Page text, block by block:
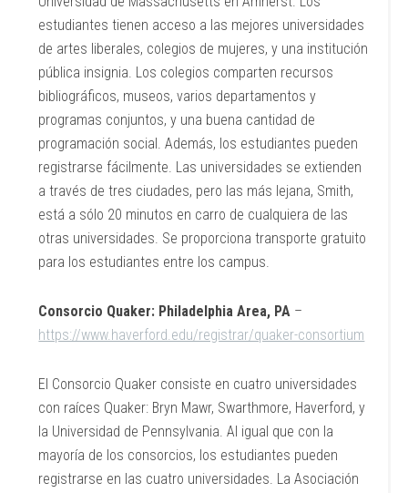
estudiantes tienen acceso a las mejores universidades
de artes liberales, colegios de mujeres, y una institución
pública insignia. Los colegios comparten recursos
bibliográficos, museos, varios departamentos y
programas conjuntos, y una buena cantidad de
programación social. Además, los estudiantes pueden
registrarse fácilmente. Las universidades se extienden
a través de tres ciudades, pero las más lejana, Smith,
está a sólo 20 minutos en carro de cualquiera de las
otras universidades. Se proporciona transporte gratuito
para los estudiantes entre los campus.
Consorcio Quaker: Philadelphia Area, PA –
https://www.haverford.edu/registrar/quaker-consortium
El Consorcio Quaker consiste en cuatro universidades
con raíces Quaker: Bryn Mawr, Swarthmore, Haverford, y
la Universidad de Pennsylvania. Al igual que con la
mayoría de los consorcios, los estudiantes pueden
registrarse en las cuatro universidades. La Asociación